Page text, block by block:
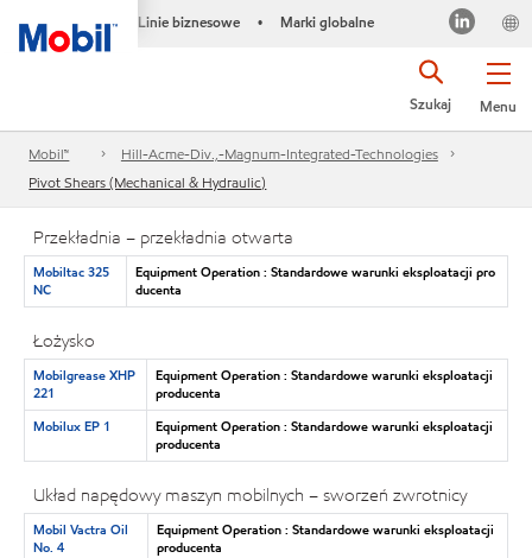
Linie biznesowe • Marki globalne
Menu
Szukaj
Mobil™
Hill-Acme-Div.,-Magnum-Integrated-Technologies
Pivot Shears (Mechanical & Hydraulic)
Przekładnia – przekładnia otwarta
Mobiltac 325
NC
Equipment Operation : Standardowe warunki eksploatacji pro
ducenta
Łożysko
Mobilgrease XHP
221
Equipment Operation : Standardowe warunki eksploatacji
producenta
Mobilux EP 1
Equipment Operation : Standardowe warunki eksploatacji
producenta
Układ napędowy maszyn mobilnych – sworzeń zwrotnicy
Mobil Vactra Oil
No. 4
Equipment Operation : Standardowe warunki eksploatacji
producenta